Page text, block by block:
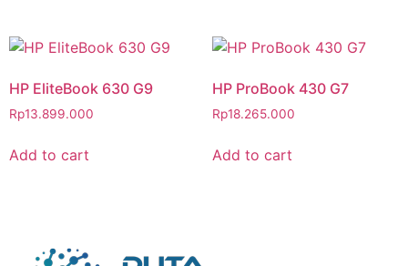
HP EliteBook 630 G9
Rp13.899.000
Add to cart
HP ProBook 430 G7
Rp18.265.000
Add to cart